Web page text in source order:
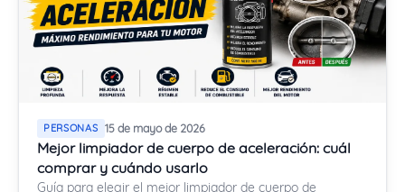
PERSONAS 15 de mayo de 2026
Mejor limpiador de cuerpo de aceleración: cuál
comprar y cuándo usarlo
Guía para elegir el mejor limpiador de cuerpo de